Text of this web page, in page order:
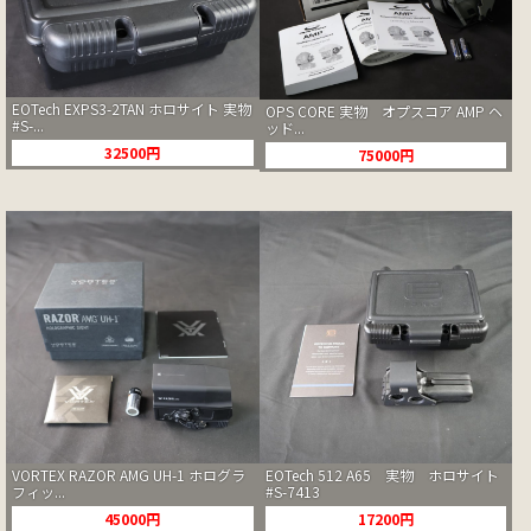
EOTech EXPS3-2TAN ホロサイト 実物
#S-...
32500円
OPS CORE 実物 オプスコア AMP ヘ
ッド...
75000円
VORTEX RAZOR AMG UH-1 ホログラ
フィッ...
45000円
EOTech 512 A65 実物 ホロサイト
#S-7413
17200円